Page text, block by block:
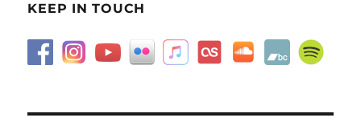
KEEP IN TOUCH